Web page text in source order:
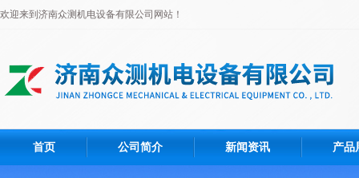
欢迎来到济南众测机电设备有限公司网站！
首页 公司简介 新闻资讯 产品